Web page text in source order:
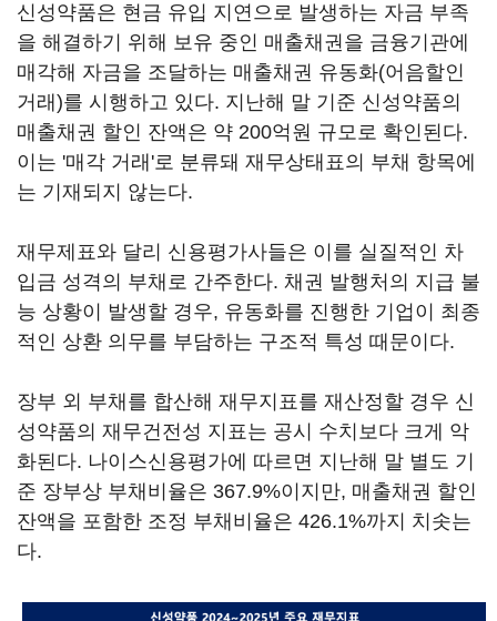
신성약품은 현금 유입 지연으로 발생하는 자금 부족
을 해결하기 위해 보유 중인 매출채권을 금융기관에
매각해 자금을 조달하는 매출채권 유동화(어음할인
거래)를 시행하고 있다. 지난해 말 기준 신성약품의
매출채권 할인 잔액은 약 200억원 규모로 확인된다.
이는 '매각 거래'로 분류돼 재무상태표의 부채 항목에
는 기재되지 않는다.
재무제표와 달리 신용평가사들은 이를 실질적인 차
입금 성격의 부채로 간주한다. 채권 발행처의 지급 불
능 상황이 발생할 경우, 유동화를 진행한 기업이 최종
적인 상환 의무를 부담하는 구조적 특성 때문이다.
장부 외 부채를 합산해 재무지표를 재산정할 경우 신
성약품의 재무건전성 지표는 공시 수치보다 크게 악
화된다. 나이스신용평가에 따르면 지난해 말 별도 기
준 장부상 부채비율은 367.9%이지만, 매출채권 할인
잔액을 포함한 조정 부채비율은 426.1%까지 치솟는
다.